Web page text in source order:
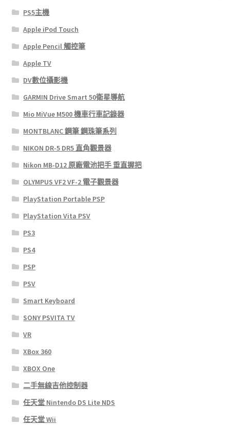
PS5主機
Apple iPod Touch
Apple Pencil 觸控筆
Apple TV
DV數位攝影機
GARMIN Drive Smart 50衛星導航
Mio MiVue M500 機車行車記錄器
MONTBLANC 鋼筆 鋼珠筆系列
NIKON DR-5 DR5 直角觀景器
Nikon MB-D12 原廠電池把手 垂直握把
OLYMPUS VF2 VF-2 電子觀景器
PlayStation Portable PSP
PlayStation Vita PSV
PS3
PS4
PSP
PSV
Smart Keyboard
SONY PSVITA TV
VR
XBox 360
XBOX One
二手無線吉他控制器
任天堂 Nintendo DS Lite NDS
任天堂 Wii